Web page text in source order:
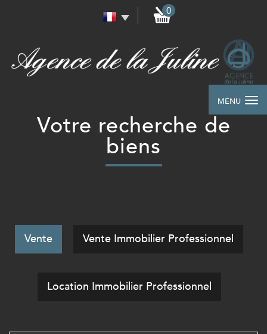
0
MENU
votre recherche de
biens
Vente Vente Immobilier Professionnel
Location Immobilier Professionnel